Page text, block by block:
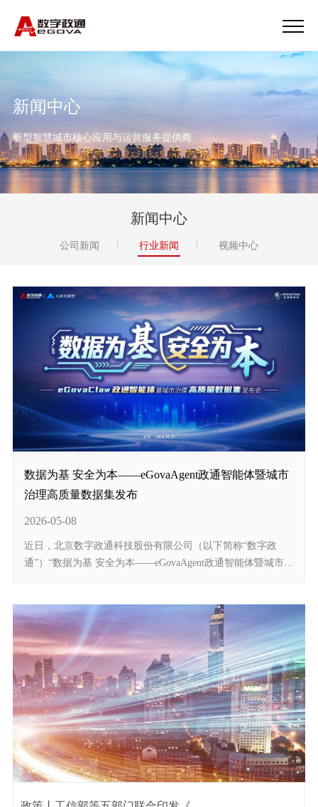
新闻中心
新型智慧城市核心应用与运营服务提供商
新闻中心
公司新闻 行业新闻 视频中心
数据为基 安全为本——eGovaAgent政通智能体暨城市
治理高质量数据集发布
2026-05-08
近日，北京数字政通科技股份有限公司（以下简称“数字政
通”）“数据为基 安全为本——eGovaAgent政通智能体暨城市治